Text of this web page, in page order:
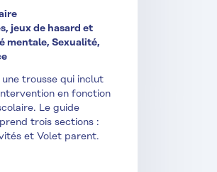
jeux de hasard et
mentale, Sexualité,
trousse qui inclut
en fonction
Le guide
trois sections :
et Volet parent.